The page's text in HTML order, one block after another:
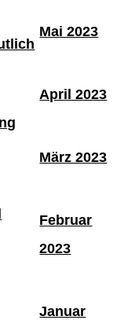
Mai 2023
April 2023
März 2023
Februar
2023
Januar